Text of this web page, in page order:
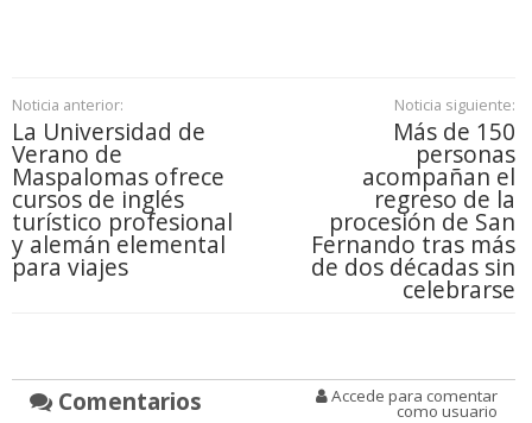
Noticia anterior:
La Universidad de
Verano de
Maspalomas ofrece
cursos de inglés
turístico profesional
y alemán elemental
para viajes
Noticia siguiente:
Más de 150
personas
acompañan el
regreso de la
procesión de San
Fernando tras más
de dos décadas sin
celebrarse
Comentarios Accede para comentar
como usuario